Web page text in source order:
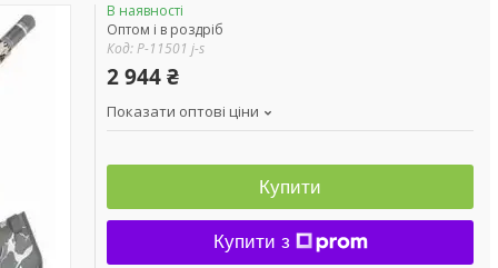
В наявності
Оптом і в роздріб
Код:P-11501 j-s
2 944 ₴
Показати оптові ціни
Купити
Купити з